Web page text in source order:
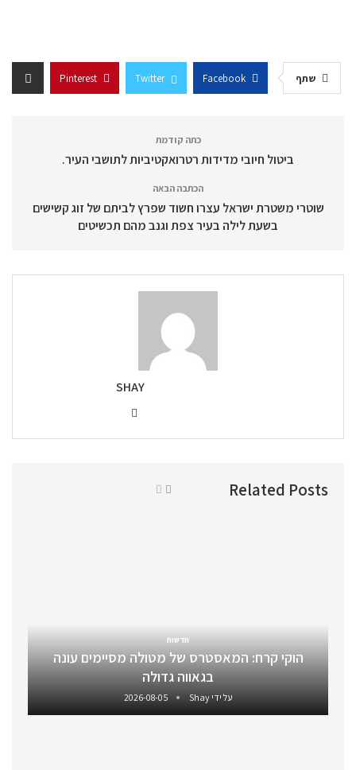
שתף Facebook
Twitter
Pinterest
כתה קודמת
ביטול חיובי מדידות רטרואקטיביות לתושבי העיר.
הכתבה הבאה
שוטרי משטרת ישראל עצרו חשוד שפרץ לביתם של זוג קשישים
בשעת לילה בעיר צפת וגנב מהם תכשיטים
SHAY
Related Posts
חדשות
הוקי קרח: המאסטרס של מטולה מסיימים עונה
בגאווה גדולה
על ידיShay
2026-08-05